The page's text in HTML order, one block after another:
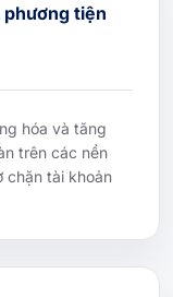
phương tiện
hóa và tăng
trên các nền
chặn tài khoản